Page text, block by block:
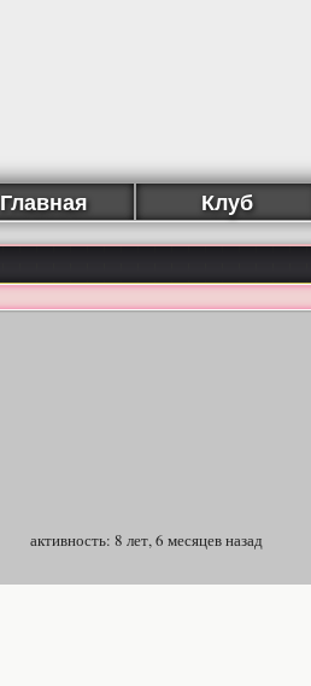
Главная Клуб
активность: 8 лет, 6 месяцев назад